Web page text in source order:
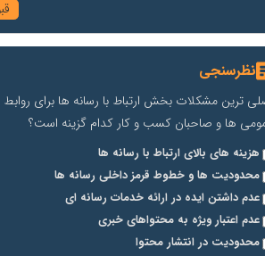
نظرسنجی
ترین مشکلات بخش ارتباط با رسانه ها برای روابط
ها و صاحبان کسب و کار کدام گزینه است؟
هزینه های بالای ارتباط با رسانه ها
محدودیت ها و خطوط قرمز داخلی رسانه ها
عدم داشتن ایده در ارائه خدمات رسانه ای
عدم اعتبار ویژه به محتواهای خبری
محدودیت در انتشار محتوا